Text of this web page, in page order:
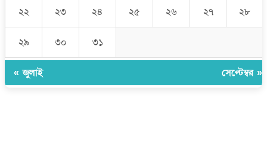
২২ ২৩ ২৪ ২৫ ২৬ ২৭ ২৮
২৯ ৩০ ৩১
« জুলাই সেপ্টেম্বর »